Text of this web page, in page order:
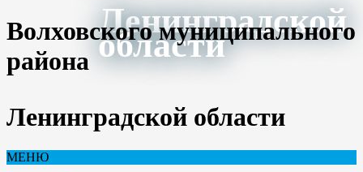
Ленинградской
области
Волховского муниципального
района
Ленинградской области
МЕНЮ